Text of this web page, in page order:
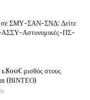
σε ΣΜΥ-ΣΑΝ-ΣΝΔ: Δείτε
ΑΣΣΥ-Αστυνομικές-ΠΣ-
μισθός στους
(ΒΙΝΤΕΟ)